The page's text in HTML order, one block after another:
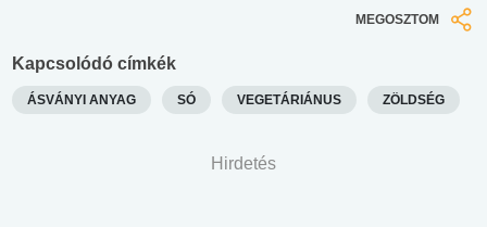
MEGOSZTOM
Kapcsolódó címkék
ÁSVÁNYI ANYAG SÓ VEGETÁRIÁNUS ZÖLDSÉG
Hirdetés